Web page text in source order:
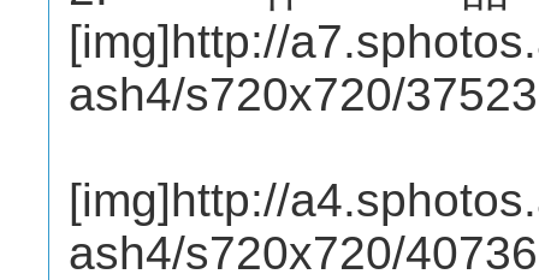
[img]http://
ash4/s720x720/
[img]http://
ash4/s720x720/